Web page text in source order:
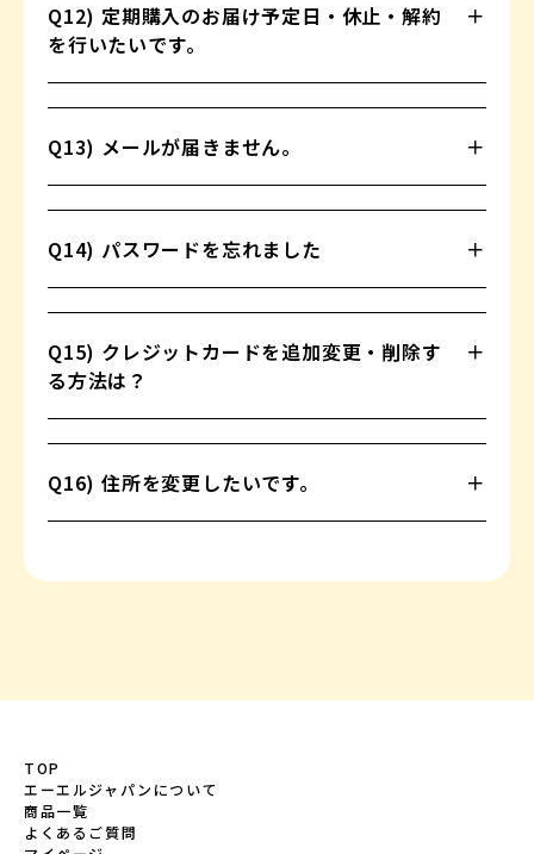
Q12) 定期購入のお届け予定日・休止・解約
を行いたいです。
Q13) メールが届きません。
Q14) パスワードを忘れました
Q15) クレジットカードを追加変更・削除す
る方法は？
Q16) 住所を変更したいです。
TOP
エーエルジャパンについて
商品一覧
よくあるご質問